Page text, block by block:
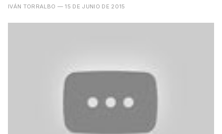
IVÁN TORRALBO — 15 DE JUNIO DE 2015